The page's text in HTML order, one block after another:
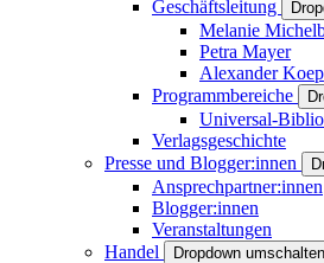
Geschäftsleitung
Melanie
Petra Mayer
Alexander
Programmbereiche
Universal-
Verlagsgeschichte
Presse und Blogger:innen
Ansprechpartner:innen
Blogger:innen
Veranstaltungen
Handel
Dropdown umschalten